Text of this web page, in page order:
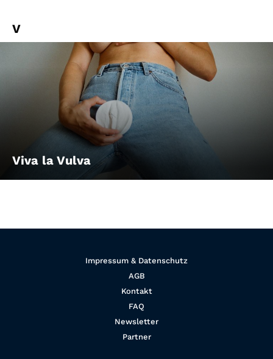
V
Viva la Vulva
Impressum & Datenschutz
AGB
Kontakt
FAQ
Newsletter
Partner